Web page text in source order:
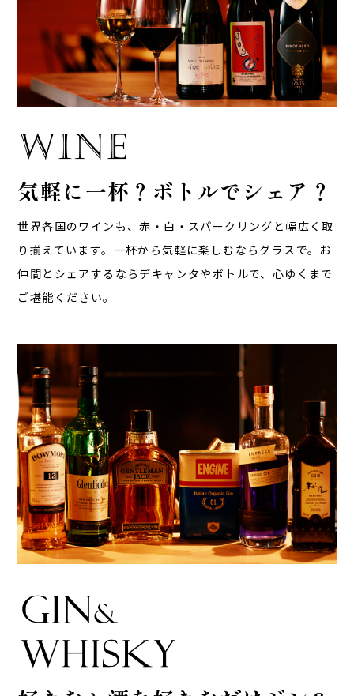
気軽に一杯？ ボトルでシェア？
世界各国のワインも、赤・白・スパークリングと幅広く取
り揃えています。 一杯から気軽に楽しむならグラスで。お
仲間とシェアするならデキャンタやボトルで、心ゆくまで
ご堪能ください。